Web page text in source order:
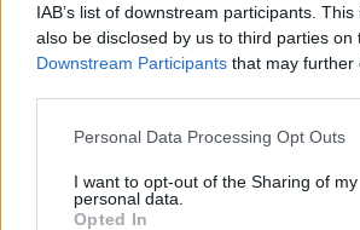
IAB’s list of downstream participants.
also be disclosed by us to third parties on
Downstream Participants that may further
Personal Data Processing Opt Outs
I want to opt-out of the Sharing of my
personal data.
Opted In
RELACIONADOS